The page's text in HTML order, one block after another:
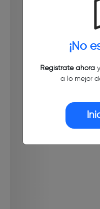
¡No
Regístrate ahoray
a lo mejor